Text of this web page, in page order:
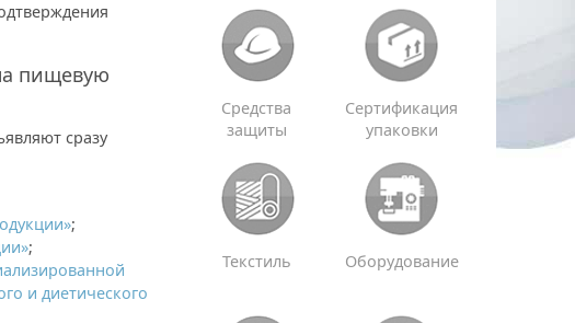
пищевую
сразу
;
;
и диетического
Средства
защиты
Сертификация
упаковки
Текстиль Оборудование